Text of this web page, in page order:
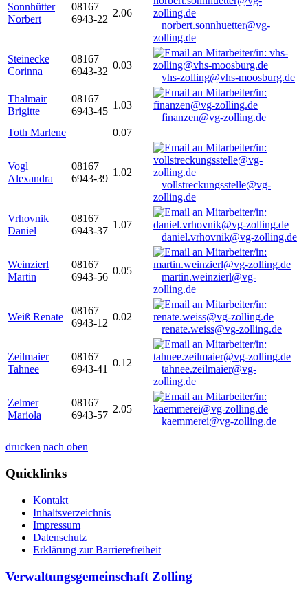
Sonnhütter
Norbert
08167
6943-22
2.06
norbert.sonnhuetter@vg-
zolling.de
Steinecke
Corinna
08167
6943-32
0.03
vhs-zolling@vhs-moosburg.de
Thalmair
Brigitte
08167
6943-45
1.03
finanzen@vg-zolling.de
Toth Marlene
0.07
Vogl
Alexandra
08167
6943-39
1.02
vollstreckungsstelle@vg-
zolling.de
Vrhovnik
Daniel
08167
6943-37
1.07
daniel.vrhovnik@vg-zolling.de
Weinzierl
Martin
08167
6943-56
0.05
martin.weinzierl@vg-
zolling.de
Weiß Renate
08167
6943-12
0.02
renate.weiss@vg-zolling.de
Zeilmaier
Tahnee
08167
6943-41
0.12
tahnee.zeilmaier@vg-
zolling.de
Zelmer
Mariola
08167
6943-57
2.05
kaemmerei@vg-zolling.de
drucken nach oben
Quicklinks
Kontakt
Inhaltsverzeichnis
Impressum
Datenschutz
Erklärung zur Barrierefreiheit
Verwaltungsgemeinschaft Zolling